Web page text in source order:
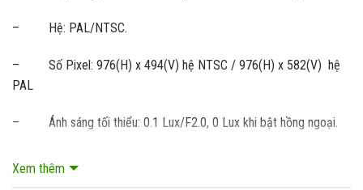
– Hệ: PAL/NTSC.
– Số Pixel: 976(H) x 494(V) hệ NTSC / 976(H) x 582(V) hệ
PAL
– Ánh sáng tối thiểu: 0.1 Lux/F2.0, 0 Lux khi bật hồng ngoại.
Xem thêm